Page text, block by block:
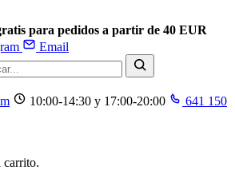
para pedidos a partir de 40 EUR
Email
10:00-14:30 y 17:00-20:00
641 150
carrito.